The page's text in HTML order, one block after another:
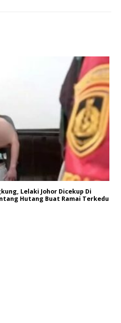
Lelaki Johor Dicekup Di
Hutang Buat Ramai Terkedu